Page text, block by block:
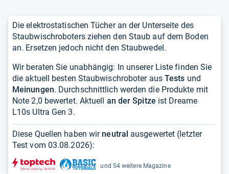
und
lassen
sich
Die elektrostatischen Tücher an der Unterseite des
Staubwischroboters ziehen den Staub auf dem Boden
an. Ersetzen jedoch nicht den Staubwedel.
Wir beraten Sie unabhängig: In unserer Liste finden Sie
die aktuell besten Staubwischroboter aus Tests und
Meinungen. Durchschnittlich werden die Produkte mit
Note 2,0 bewertet. Aktuell an der Spitze ist Dreame
L10s Ultra Gen 3.
Diese Quellen haben wir neutral ausgewertet (letzter
Test vom 03.08.2026):
und 54 weitere Magazine